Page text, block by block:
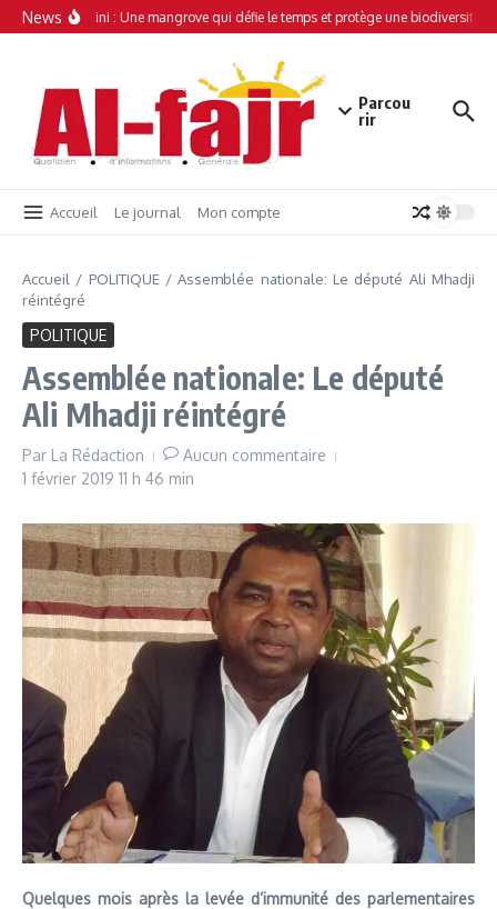
Aller au contenu
News
Simamboini : Une mangrove qui défie le temps et protège une biodiversité
Parcou
rir
Accueil Le journal Mon compte
Accueil / POLITIQUE/Assemblée nationale: Le député Ali Mhadji
réintégré
POLITIQUE
Assemblée nationale: Le député
Ali Mhadji réintégré
Par La Rédaction
Aucun commentaire
1 février 2019 11 h 46 min
Quelques mois après la levée d’immunité des parlementaires